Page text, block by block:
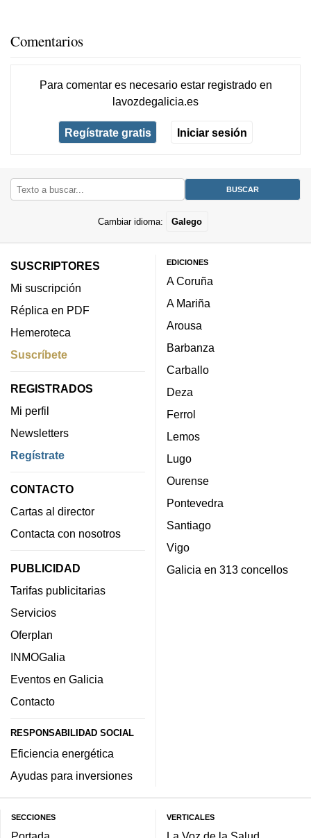
Comentarios
Para comentar es necesario estar registradoen
lavozdegalicia.es
Regístrate gratis Iniciar sesión
Cambiar idioma: Galego
SUSCRIPTORES
Mi suscripción
Réplica en PDF
Hemeroteca
Suscríbete
REGISTRADOS
Mi perfil
Newsletters
Regístrate
CONTACTO
Cartas al director
Contacta con nosotros
PUBLICIDAD
Tarifas publicitarias
Servicios
Oferplan
INMOGalia
Eventos en Galicia
Contacto
RESPONSABILIDAD SOCIAL
Eficiencia energética
Ayudas para inversiones
EDICIONES
A Coruña
A Mariña
Arousa
Barbanza
Carballo
Deza
Ferrol
Lemos
Lugo
Ourense
Pontevedra
Santiago
Vigo
Galicia en 313 concellos
SECCIONES VERTICALES